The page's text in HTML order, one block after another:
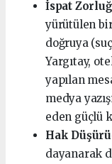
İspat
yürütülen
doğruya
Yargıtay,
yapılan
medya
eden güçlü
Hak
dayanarak